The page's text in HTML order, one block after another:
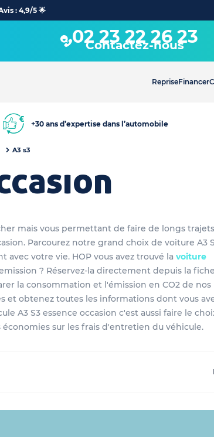
: 4,9/5 🌟
02 23 22 26 23
Contactez-nous
RepriseFinancer
+30 ans d’expertise dans l’automobile
A3 s3
mais vous permettant de faire de longs
Parcourez notre grand choix de voiture A3
votre vie. HOP vous avez trouvé la voiture
? Réservez-la directement depuis la
la consommation et l'émission en CO2 de nos
et obtenez toutes les informations dont vous
A3 S3 essence occasion c'est aussi faire le
sur les frais d'entretien du véhicule.